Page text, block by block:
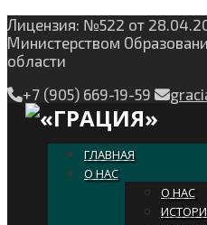
Лицензия: №522 от
Министерством
области
+7 (905) 669-19-59
ГЛАВНАЯ
О НАС
О НАС